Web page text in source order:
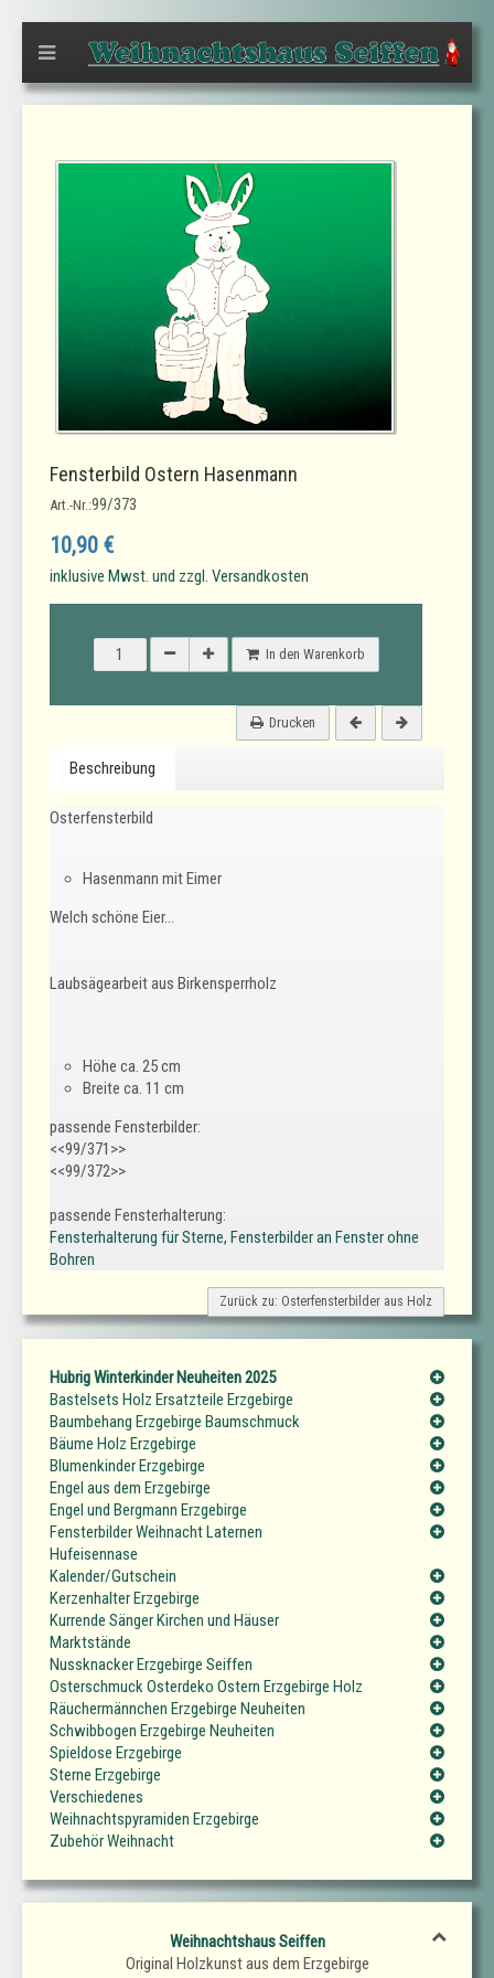
Fensterbild Ostern Hasenmann
Art.-Nr.:99/373
10,90 €
inklusive Mwst. und zzgl. Versandkosten
In den Warenkorb
Drucken
Beschreibung
Osterfensterbild
Hasenmann mit Eimer
Welch schöne Eier...
Laubsägearbeit aus Birkensperrholz
Höhe ca. 25 cm
Breite ca. 11 cm
passende Fensterbilder:
<<99/371>>
<<99/372>>
passende Fensterhalterung:
Fensterhalterung für Sterne, Fensterbilder an Fenster ohne
Bohren
Zurück zu: Osterfensterbilder aus Holz
Hubrig Winterkinder Neuheiten 2025
Bastelsets Holz Ersatzteile Erzgebirge
Baumbehang Erzgebirge Baumschmuck
Bäume Holz Erzgebirge
Blumenkinder Erzgebirge
Engel aus dem Erzgebirge
Engel und Bergmann Erzgebirge
Fensterbilder Weihnacht Laternen
Hufeisennase
Kalender/Gutschein
Kerzenhalter Erzgebirge
Kurrende Sänger Kirchen und Häuser
Marktstände
Nussknacker Erzgebirge Seiffen
Osterschmuck Osterdeko Ostern Erzgebirge Holz
Räuchermännchen Erzgebirge Neuheiten
Schwibbogen Erzgebirge Neuheiten
Spieldose Erzgebirge
Sterne Erzgebirge
Verschiedenes
Weihnachtspyramiden Erzgebirge
Zubehör Weihnacht
Weihnachtshaus Seiffen
Original Holzkunst aus dem Erzgebirge